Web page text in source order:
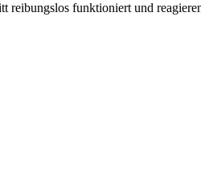
reibungslos funktioniert und